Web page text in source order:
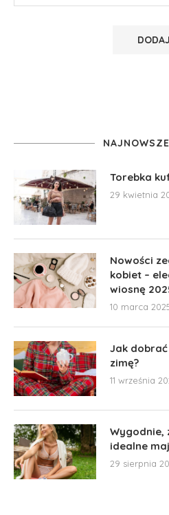
Torebka
29 kwietnia
Nowości
kobiet –
wiosnę
10 marca
Jak
zimę?
11 września
Wygodnie,
idealne
29 sierpnia